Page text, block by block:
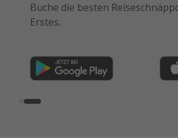
Erhalte die besten Reisedeals,
Inspiration!
Buche die besten
Erstes.